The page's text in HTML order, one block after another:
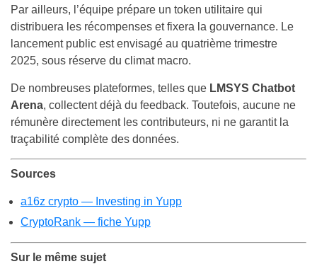
Par ailleurs, l’équipe prépare un token utilitaire qui
distribuera les récompenses et fixera la gouvernance. Le
lancement public est envisagé au quatrième trimestre
2025, sous réserve du climat macro.
De nombreuses plateformes, telles que LMSYS Chatbot
Arena, collectent déjà du feedback. Toutefois, aucune ne
rémunère directement les contributeurs, ni ne garantit la
traçabilité complète des données.
Sources
a16z crypto — Investing in Yupp
CryptoRank — fiche Yupp
Sur le même sujet